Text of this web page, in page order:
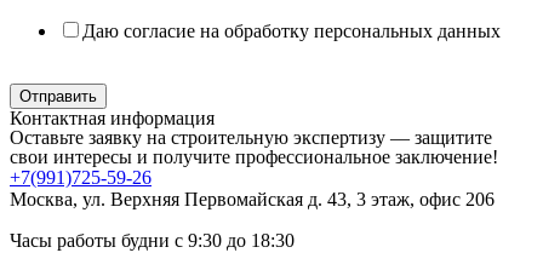
Даю согласие на обработку персональных данных
Отправить
Контактная информация
Оставьте заявку на строительную экспертизу — защитите
свои интересы и получите профессиональное заключение!
+7(991)725-59-26
Москва, ул. Верхняя Первомайская д. 43, 3 этаж, офис 206
Часы работы будни с 9:30 до 18:30